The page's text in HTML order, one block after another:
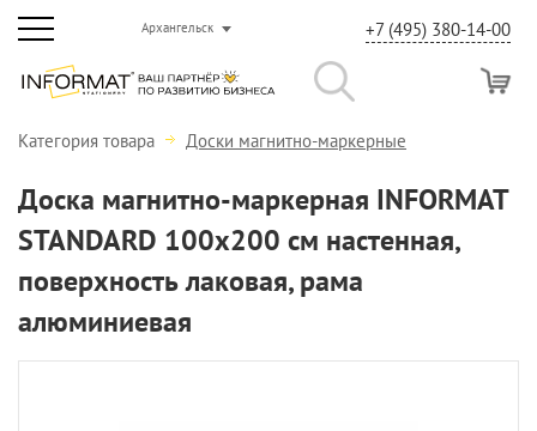
Архангельск +7 (495) 380-14-00
Категория товара Доски магнитно-маркерные
Доска магнитно-маркерная INFORMAT
STANDARD 100х200 см настенная,
поверхность лаковая, рама
алюминиевая